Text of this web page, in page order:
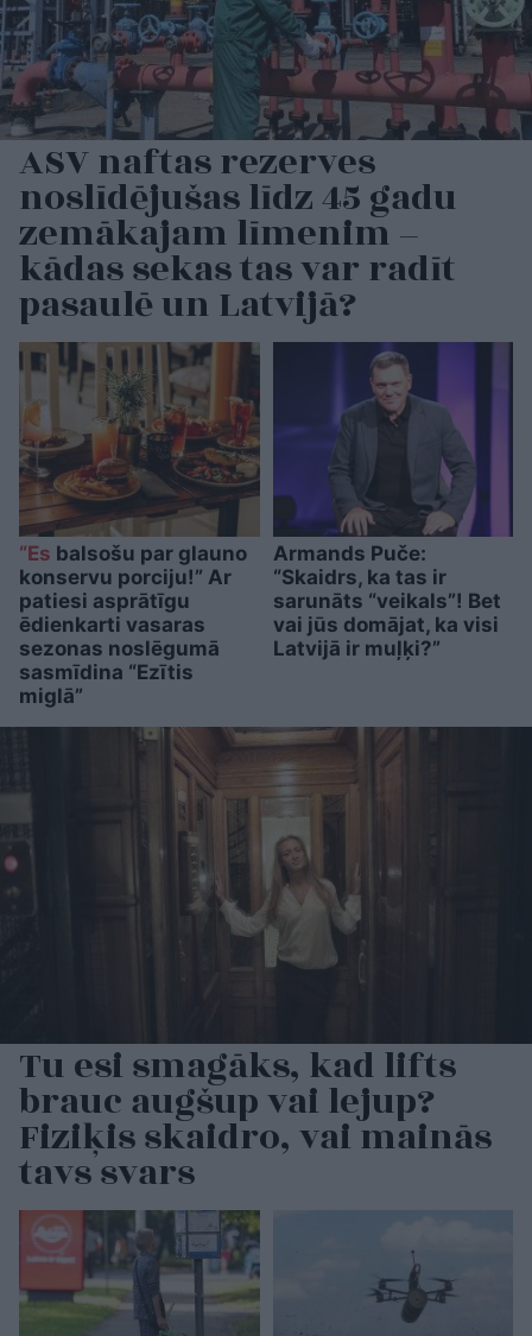
ASV naftas rezerves
noslīdējušas līdz 45 gadu
zemākajam līmenim –
kādas sekas tas var radīt
pasaulē un Latvijā?
“Es balsošu par glauno
konservu porciju!” Ar
patiesi asprātīgu
ēdienkarti vasaras
sezonas noslēgumā
sasmīdina “Ezītis
miglā”
Armands Puče:
“Skaidrs, ka tas ir
sarunāts “veikals”! Bet
vai jūs domājat, ka visi
Latvijā ir muļķi?”
Tu esi smagāks, kad lifts
brauc augšup vai lejup?
Fiziķis skaidro, vai mainās
tavs svars